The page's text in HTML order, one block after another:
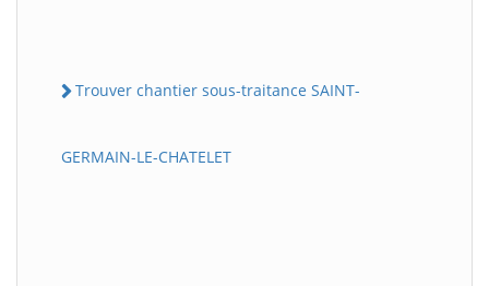
Trouver chantier sous-traitance SAINT-
GERMAIN-LE-CHATELET